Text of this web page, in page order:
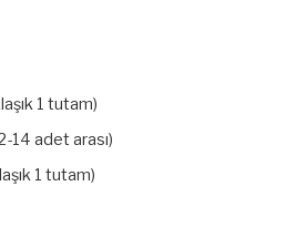
1 tutam)
14 adet arası)
1 tutam)